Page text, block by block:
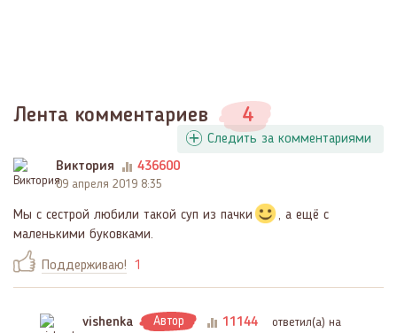
Лента комментариев 4
Следить за комментариями
Виктория
436600
09 апреля 2019 8:35
Мы с сестрой любили такой суп из пачки
, а ещё с
маленькими буковками.
Поддерживаю! 1
vishenka Автор 11144
ответил(a) на